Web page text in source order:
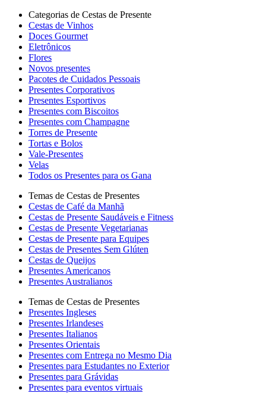
Categorias de Cestas de Presente
Cestas de Vinhos
Doces Gourmet
Eletrônicos
Flores
Novos presentes
Pacotes de Cuidados Pessoais
Presentes Corporativos
Presentes Esportivos
Presentes com Biscoitos
Presentes com Champagne
Torres de Presente
Tortas e Bolos
Vale-Presentes
Velas
Todos os Presentes para os Gana
Temas de Cestas de Presentes
Cestas de Café da Manhã
Cestas de Presente Saudáveis e Fitness
Cestas de Presente Vegetarianas
Cestas de Presente para Equipes
Cestas de Presentes Sem Glúten
Cestas de Queijos
Presentes Americanos
Presentes Australianos
Temas de Cestas de Presentes
Presentes Ingleses
Presentes Irlandeses
Presentes Italianos
Presentes Orientais
Presentes com Entrega no Mesmo Dia
Presentes para Estudantes no Exterior
Presentes para Grávidas
Presentes para eventos virtuais